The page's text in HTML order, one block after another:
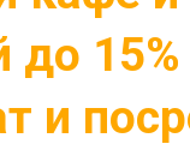
до 15%
и